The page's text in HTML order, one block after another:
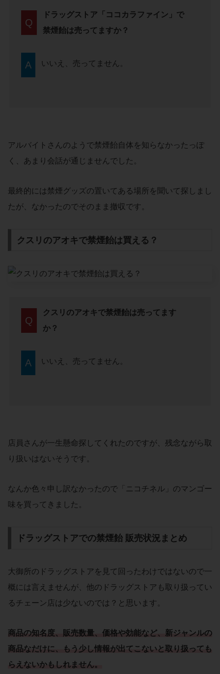
Q
ドラッグストア「ココカラファイン」で
禁煙飴は売ってますか？
A いいえ、売ってません。
アルバイトさんのようで禁煙飴自体を知らなかったっぽ
く、あまり会話が通じませんでした。
最終的には禁煙グッズの置いてある場所を聞いて探しまし
たが、なかったのでそのまま撤収です。
クスリのアオキで禁煙飴は買える？
Q
クスリのアオキで禁煙飴は売ってます
か？
A いいえ、売ってません。
店員さんが一生懸命探してくれたのですが、残念ながら取
り扱いはないそうです。
なんか色々申し訳なかったので「ニコチネル」のマンゴー
味を買ってきました。
ドラッグストアでの禁煙飴 販売状況まとめ
大御所のドラッグストアを見て回ったわけではないので一
概には言えませんが、他のドラッグストアも取り扱ってい
るチェーン店は少ないのでは？と思います。
商品の知名度、販売数量、価格や効能など、新ジャンルの
商品なだけに、もう少し情報が出てこないと取り扱っても
らえないかもしれません。